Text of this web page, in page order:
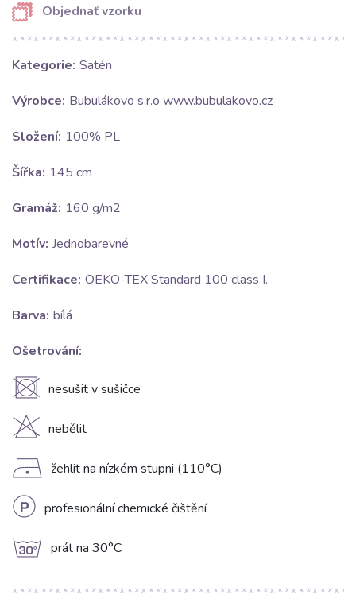
Objednať vzorku
Kategorie: Satén
Výrobce: Bubulákovo s.r.o www.bubulakovo.cz
Složení: 100% PL
Šířka: 145 cm
Gramáž: 160 g/m2
Motív: Jednobarevné
Certifikace: OEKO-TEX Standard 100 class I.
Barva: bílá
Ošetrování:
U nesušit v sušičce
H nebělit
D žehlit na nízkém stupni (110°C)
L profesionální chemické čištění
g prát na 30°C